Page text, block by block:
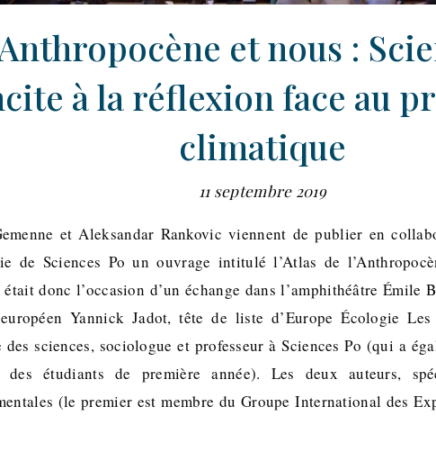
et nous :
à la réflexion face au
climatique
11 septembre 2019
et Aleksandar Rankovic viennent de publier en
de Sciences Po un ouvrage intitulé l’Atlas de
était donc l’occasion d’un échange dans l’amphithéâtre Émile
Yannick Jadot, tête de liste d’Europe Écologie
des sciences, sociologue et professeur à Sciences Po (qui a
des étudiants de première année). Les deux auteurs,
(le premier est membre du Groupe International des